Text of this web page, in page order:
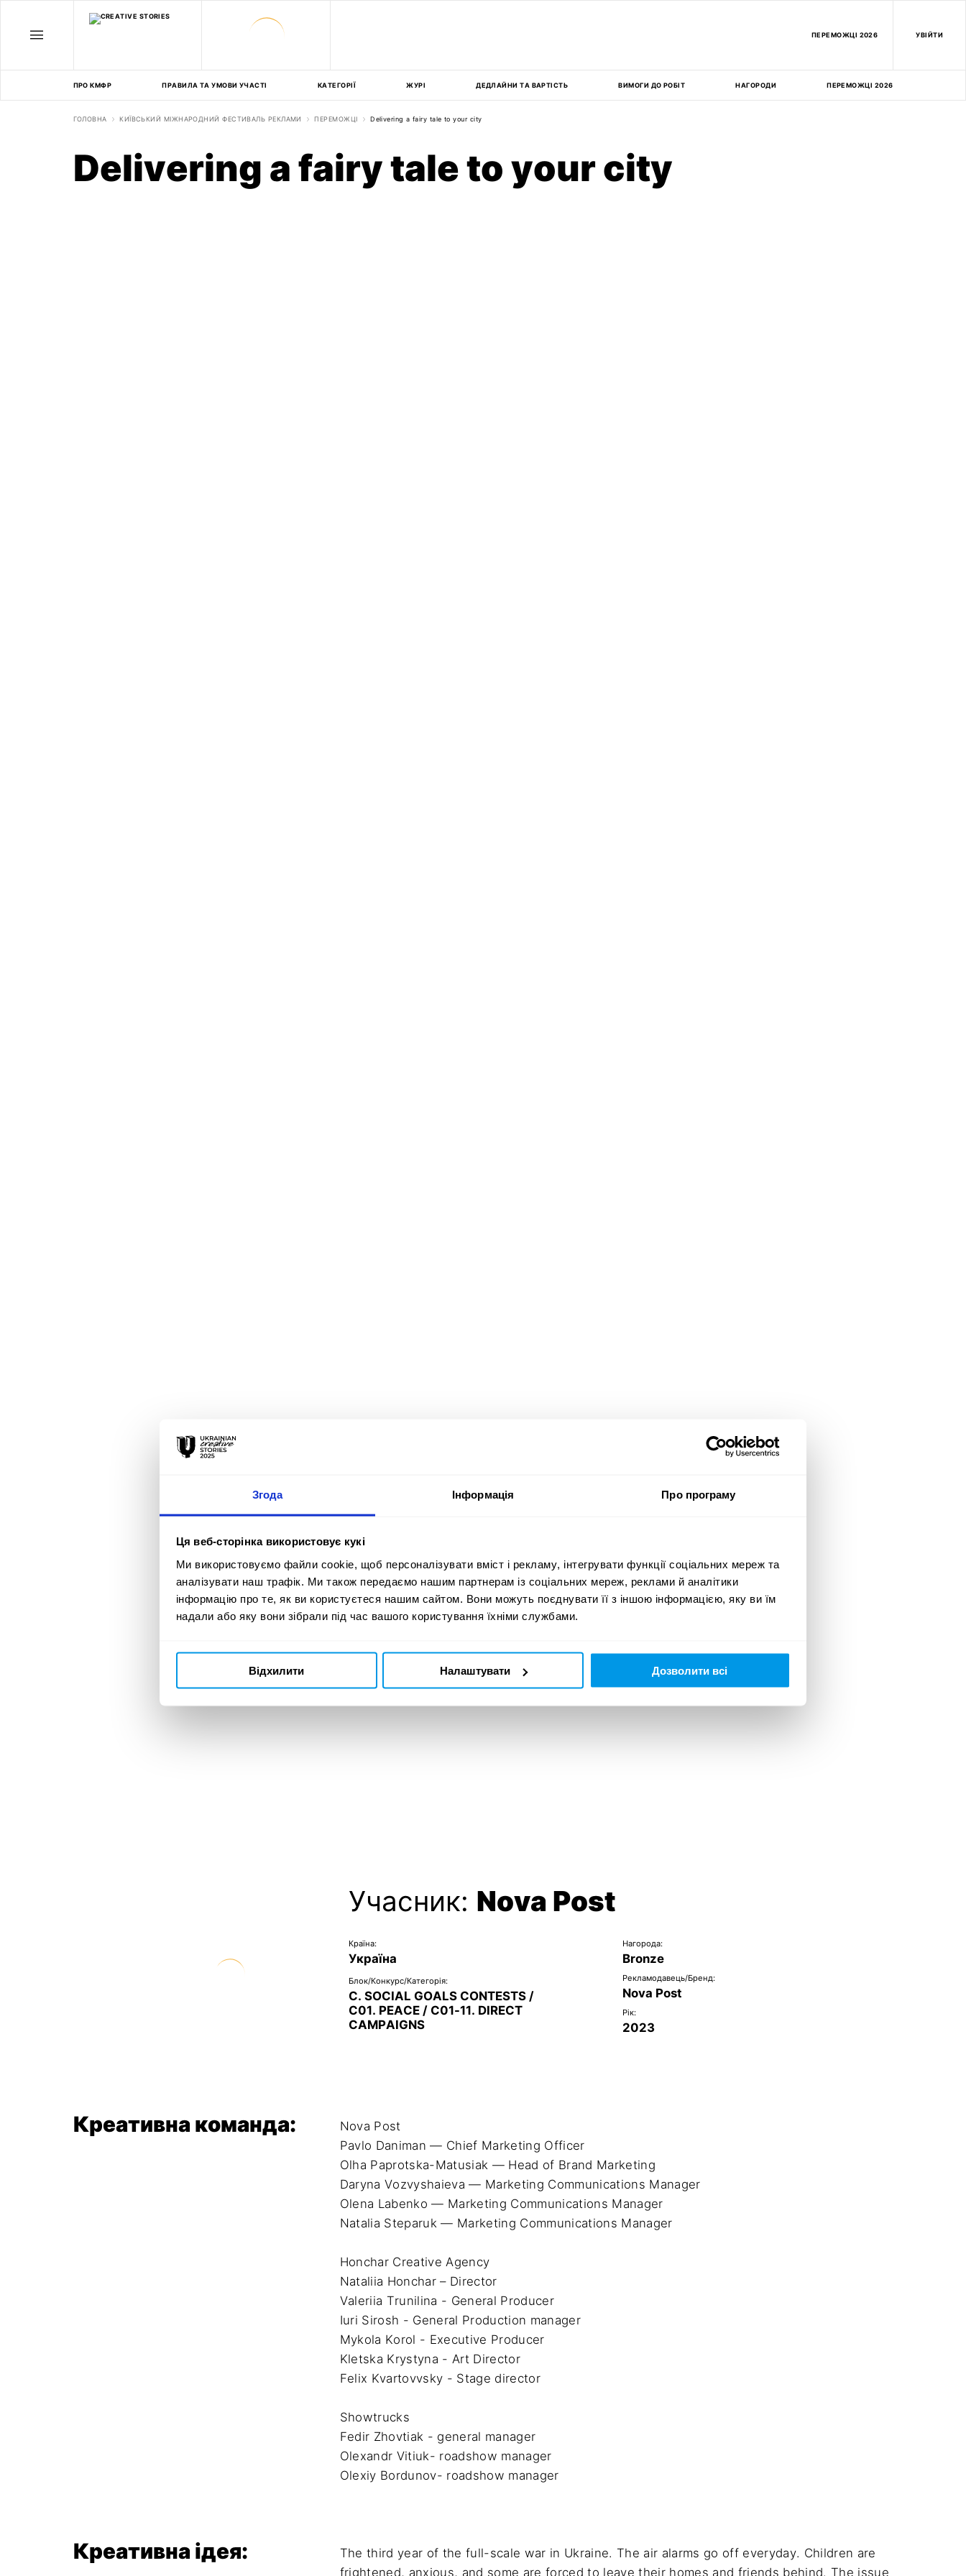
Згода Інформація Про програму
Ця веб-сторінка використовує кукі
Ми використовуємо файли cookie, щоб персоналізувати вміст і рекламу, інтегрувати функції соціальних мереж та
аналізувати наш трафік. Ми також передаємо нашим партнерам із соціальних мереж, реклами й аналітики
інформацію про те, як ви користуєтеся нашим сайтом. Вони можуть поєднувати її з іншою інформацією, яку ви їм
надали або яку вони зібрали під час вашого користування їхніми службами.
Відхилити Налаштувати Дозволити всі
ПEРЕМОЖЦІ 2026 УВІЙТИ
ПРО КМФР ПРАВИЛА ТА УМОВИ УЧАСТІ КАТЕГОРІЇ ЖУРІ ДЕДЛАЙНИ ТА ВАРТІСТЬ ВИМОГИ ДО РОБІТ НАГОРОДИ ПЕРЕМОЖЦІ 2026
ГОЛОВНА КИЇВСЬКИЙ МІЖНАРОДНИЙ ФЕСТИВАЛЬ РЕКЛАМИ ПЕРЕМОЖЦІ Delivering a fairy tale to your city
Delivering a fairy tale to your city
Учасник: Nova Post
Країна:
Україна
Блок/Конкурс/Категорія:
C. SOCIAL GOALS CONTESTS /
C01. PEACE / C01-11. DIRECT
CAMPAIGNS
Нагорода:
Bronze
Рекламодавець/Бренд:
Nova Post
Рік:
2023
Креативна команда:
Nova Post
Pavlo Daniman — Chief Marketing Officer
Olha Paprotska-Matusiak — Head of Brand Marketing
Daryna Vozvyshaieva — Marketing Communications Manager
Olena Labenko — Marketing Communications Manager
Natalia Steparuk — Marketing Communications Manager
Honchar Creative Agency
Nataliia Honchar – Director
Valeriia Trunilina - General Producer
Iuri Sirosh - General Production manager
Mykola Korol - Executive Producer
Kletska Krystyna - Art Director
Felix Kvartovvsky - Stage director
Showtrucks
Fedir Zhovtiak - general manager
Olexandr Vitiuk- roadshow manager
Olexiy Bordunov- roadshow manager
Креативна ідея:
The third year of the full-scale war in Ukraine. The air alarms go off everyday. Children are
frightened, anxious, and some are forced to leave their homes and friends behind. The issue